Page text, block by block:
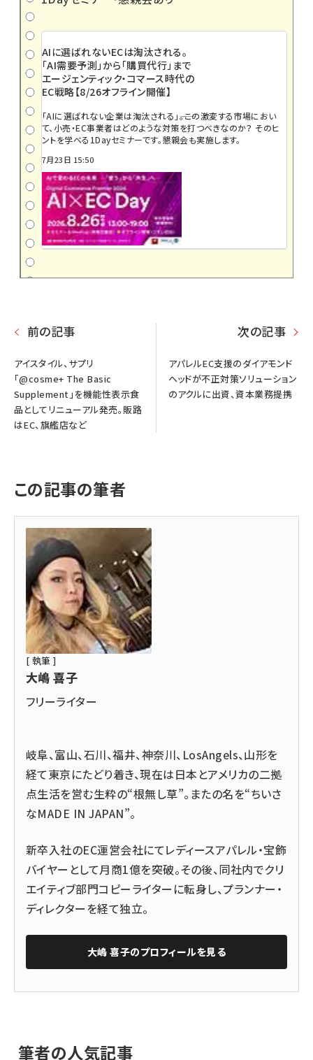
AIに選ばれないECは淘汰される。
「AI需要予測」から「購買代行」まで
エージェンティック・コマース時代の
EC戦略【8/26オフライン開催】
「AIに選ばれない企業は淘汰される」――。この激変する市場におい
て、小売・EC事業者はどのような対策を打つべきなのか？ そのヒ
ントを学べる1Dayセミナーです。懇親会も実施します。
7月23日 15:50
前の記事
アイスタイル、サプリ
「@cosme+ The Basic
Supplement」を機能性表示食
品としてリニューアル発売。販路
はEC、旗艦店など
次の記事
アパレルEC支援のダイアモンド
ヘッドが不正対策ソリューション
のアクルに出資、資本業務提携
この記事の筆者
[ 執筆 ]
大嶋 喜子
フリーライター
岐阜、富山、石川、福井、神奈川、LosAngels、山形を
経て東京にたどり着き、現在は日本とアメリカの二拠
点生活を営む生粋の“根無し草”。またの名を“ちいさ
なMADE IN JAPAN”。
新卒入社のEC運営会社にてレディースアパレル・宝飾
バイヤーとして月商1億を突破。その後、同社内でクリ
エイティブ部門コピーライターに転身し、プランナー・
ディレクターを経て独立。
大嶋 喜子のプロフィールを見る
筆者の人気記事